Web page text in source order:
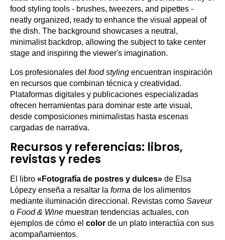
Los profesionales del food styling encuentran inspiración
en recursos que combinan técnica y creatividad.
Plataformas digitales y publicaciones especializadas
ofrecen herramientas para dominar este arte visual,
desde composiciones minimalistas hasta escenas
cargadas de narrativa.
Recursos y referencias: libros,
revistas y redes
El libro «Fotografía de postres y dulces» de Elsa
Lópezy enseña a resaltar la forma de los alimentos
mediante iluminación direccional. Revistas como Saveur
o Food & Wine muestran tendencias actuales, con
ejemplos de cómo el color de un plato interactúa con sus
acompañamientos.